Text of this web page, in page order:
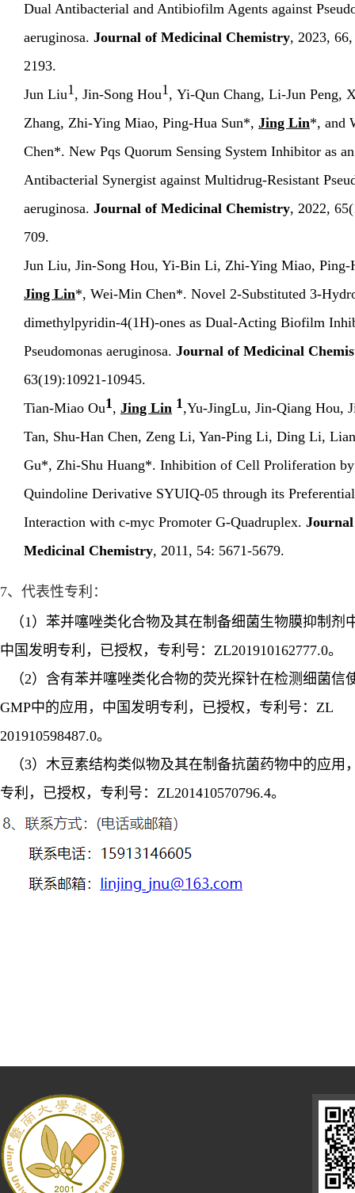
Dual Antibacterial and Antibiofilm Agents against
aeruginosa. Journal of Medicinal Chemistry, 2023,
2193.
Jun Liu1, Jin-Song Hou1, Yi-Qun Chang, Li-Jun Peng,
Zhang, Zhi-Ying Miao, Ping-Hua Sun*, Jing Lin*, and
Chen*. New Pqs Quorum Sensing System Inhibitor as an
Antibacterial Synergist against Multidrug-Resistant
aeruginosa. Journal of Medicinal Chemistry, 2022,
709.
Jun Liu, Jin-Song Hou, Yi-Bin Li, Zhi-Ying Miao, Ping-
Jing Lin*, Wei-Min Chen*. Novel 2-Substituted 3-
dimethylpyridin-4(1H)-ones as Dual-Acting Biofilm
Pseudomonas aeruginosa. Journal of Medicinal
63(19):10921-10945.
Tian-Miao Ou1, Jing Lin 1,Yu-JingLu, Jin-Qiang Hou,
Tan, Shu-Han Chen, Zeng Li, Yan-Ping Li, Ding Li,
Gu*, Zhi-Shu Huang*. Inhibition of Cell Proliferation by
Quindoline Derivative SYUIQ-05 through its Preferential
Interaction with c-myc Promoter G-Quadruplex.
Medicinal Chemistry, 2011, 54: 5671-5679.
7、代表性专利：
（1 ）苯并噻唑类化合物及其在制备细菌生物膜抑制剂
中国发明专利，已授权，专利号： ZL201910162777.0。
（2）含有苯并噻唑类化合物的荧光探针在检测细菌信
GMP中的应用，中国发明专利，已授权，专利号： ZL
201910598487.0。
（3）木豆素结构类似物及其在制备抗菌药物中的应用
专利，已授权，专利号： ZL201410570796.4。